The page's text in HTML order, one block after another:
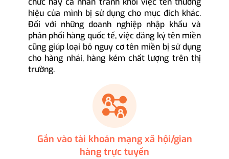
hiệu của mình bị sử dụng cho mục đích khác.
Đối với những doanh nghiệp nhập khẩu và
phân phối hàng quốc tế, việc đăng ký tên miền
cũng giúp loại bỏ nguy cơ tên miền bị sử dụng
cho hàng nhái, hàng kém chất lượng trên thị
trường.
Gắn vào tài khoản mạng xã hội/gian
hàng trực tuyến